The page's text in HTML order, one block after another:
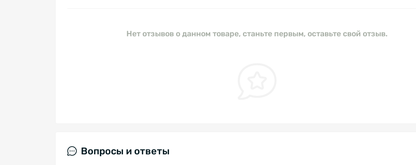
Нет отзывов о данном товаре, станьте первым, оставьте свой отзыв.
Вопросы и ответы